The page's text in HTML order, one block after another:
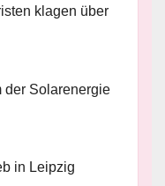
klagen über
der Solarenergie
in Leipzig